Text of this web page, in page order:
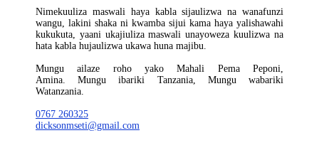
Nimekuuliza maswali haya kabla sijaulizwa na wanafunzi
wangu, lakini shaka ni kwamba sijui kama haya yalishawahi
kukukuta, yaani ukajiuliza maswali unayoweza kuulizwa na
hata kabla hujaulizwa ukawa huna majibu.
Mungu ailaze roho yako Mahali Pema Peponi,
Amina. Mungu ibariki Tanzania, Mungu wabariki
Watanzania.
0767 260325
dicksonmseti@gmail.com